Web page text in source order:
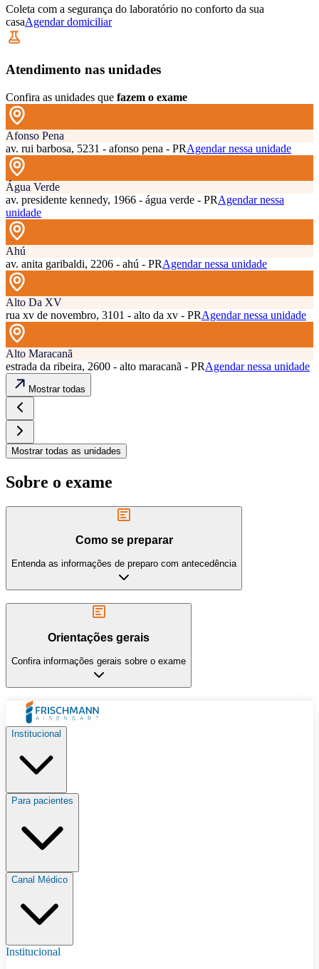
Coleta com a segurança do laboratório no conforto da sua
casaAgendar domiciliar
Atendimento nas unidades
Confira as unidades que fazem o exame
Afonso Pena
av. rui barbosa, 5231 - afonso pena - PRAgendar nessa unidade
Água Verde
av. presidente kennedy, 1966 - água verde - PRAgendar nessa
unidade
Ahú
av. anita garibaldi, 2206 - ahú - PRAgendar nessa unidade
Alto Da XV
rua xv de novembro, 3101 - alto da xv - PRAgendar nessa unidade
Alto Maracanã
estrada da ribeira, 2600 - alto maracanã - PRAgendar nessa unidade
Mostrar todas
Mostrar todas as unidades
Sobre o exame
Como se preparar
Entenda as informações de preparo com antecedência
Orientações gerais
Confira informações gerais sobre o exame
Institucional
Para pacientes
Canal Médico
Institucional